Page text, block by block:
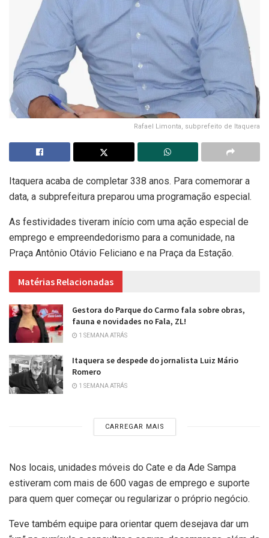
Rafael Limonta, subprefeito de Itaquera
Itaquera acaba de completar 338 anos. Para comemorar a
data, a subprefeitura preparou uma programação especial.
As festividades tiveram início com uma ação especial de
emprego e empreendedorismo para a comunidade, na
Praça Antônio Otávio Feliciano e na Praça da Estação.
Matérias Relacionadas
Gestora do Parque do Carmo fala sobre obras,
fauna e novidades no Fala, ZL!
1 SEMANA ATRÁS
Itaquera se despede do jornalista Luiz Mário
Romero
1 SEMANA ATRÁS
CARREGAR MAIS
Nos locais, unidades móveis do Cate e da Ade Sampa
estiveram com mais de 600 vagas de emprego e suporte
para quem quer começar ou regularizar o próprio negócio.
Teve também equipe para orientar quem desejava dar um